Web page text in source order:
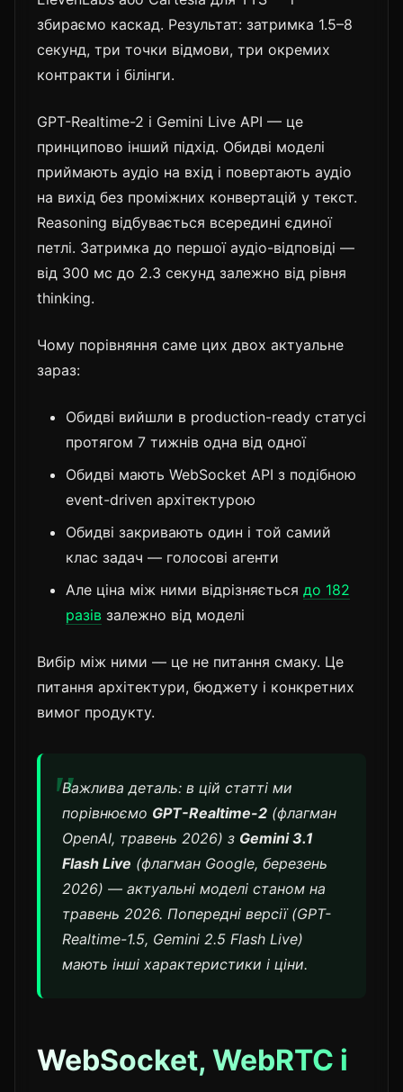
збираємо каскад. Результат: затримка 1.5–8
секунд, три точки відмови, три окремих
контракти і білінги.
GPT-Realtime-2 і Gemini Live API — це
принципово інший підхід. Обидві моделі
приймають аудіо на вхід і повертають аудіо
на вихід без проміжних конвертацій у текст.
Reasoning відбувається всередині єдиної
петлі. Затримка до першої аудіо-відповіді —
від 300 мс до 2.3 секунд залежно від рівня
thinking.
Чому порівняння саме цих двох актуальне
зараз:
Обидві вийшли в production-ready статусі
протягом 7 тижнів одна від одної
Обидві мають WebSocket API з подібною
event-driven архітектурою
Обидві закривають один і той самий
клас задач — голосові агенти
Але ціна між ними відрізняється до 182
разів залежно від моделі
Вибір між ними — це не питання смаку. Це
питання архітектури, бюджету і конкретних
вимог продукту.
Важлива деталь: в цій статті ми
порівнюємо GPT-Realtime-2 (флагман
OpenAI, травень 2026) з Gemini 3.1
Flash Live (флагман Google, березень
2026) — актуальні моделі станом на
травень 2026. Попередні версії (GPT-
Realtime-1.5, Gemini 2.5 Flash Live)
мають інші характеристики і ціни.
WebSocket, WebRTC і